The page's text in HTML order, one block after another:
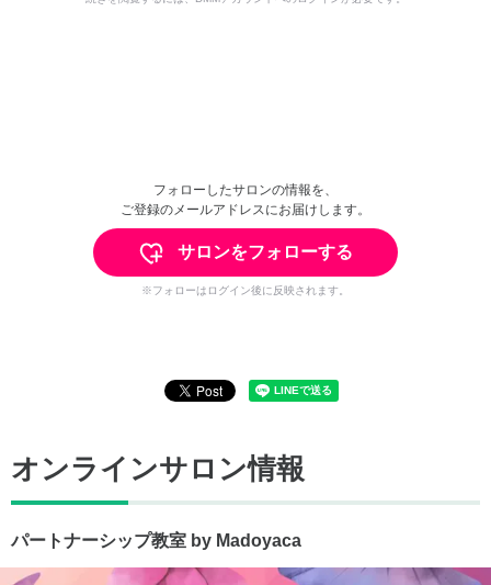
フォローしたサロンの情報を、
ご登録のメールアドレスにお届けします。
サロンをフォローする
※フォローはログイン後に反映されます。
オンラインサロン情報
パートナーシップ教室 by Madoyaca